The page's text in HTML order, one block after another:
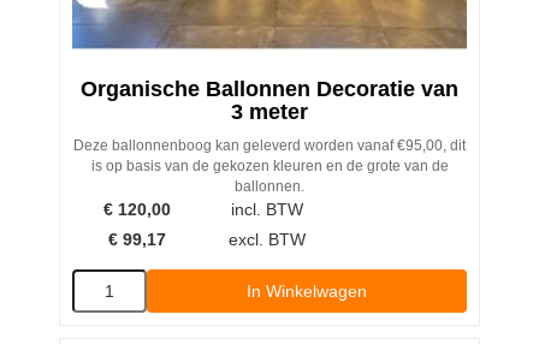
Organische Ballonnen Decoratie van
3 meter
Deze ballonnenboog kan geleverd worden vanaf €95,00, dit
is op basis van de gekozen kleuren en de grote van de
ballonnen.
€ 120,00
incl. BTW
€ 99,17 excl. BTW
In Winkelwagen